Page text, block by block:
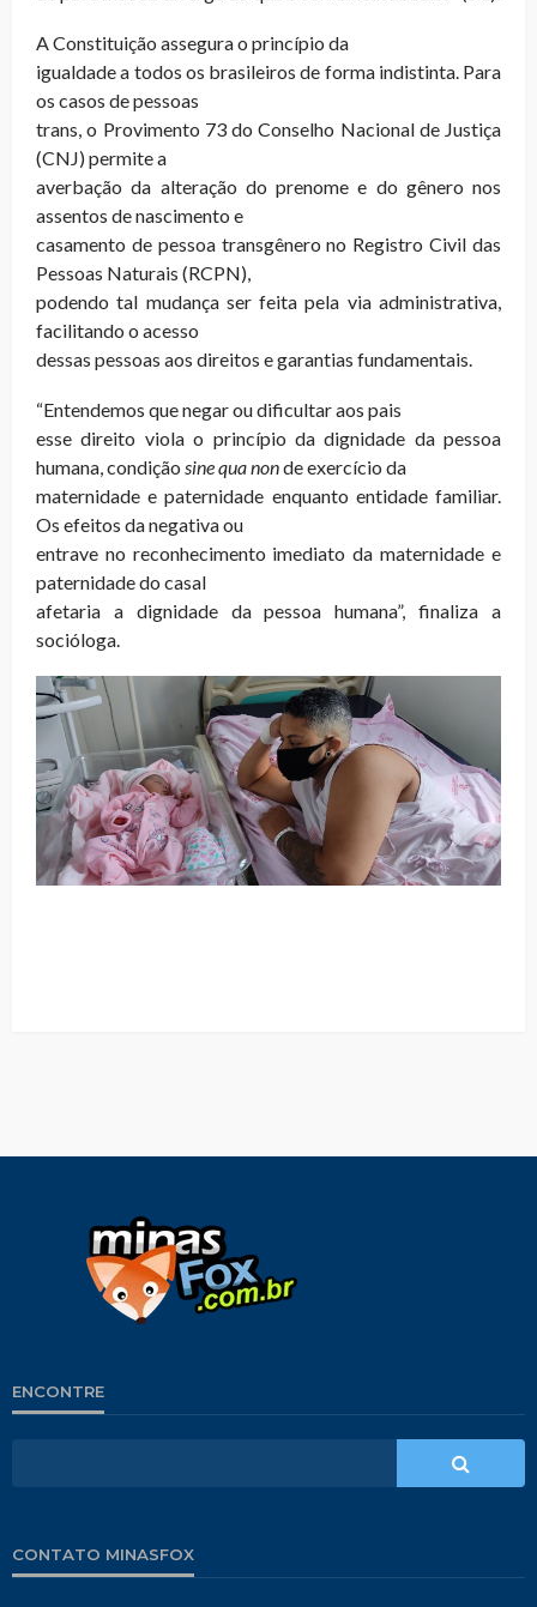
A Constituição assegura o princípio da
igualdade a todos os brasileiros de forma indistinta. Para
os casos de pessoas
trans, o Provimento 73 do Conselho Nacional de Justiça
(CNJ) permite a
averbação da alteração do prenome e do gênero nos
assentos de nascimento e
casamento de pessoa transgênero no Registro Civil das
Pessoas Naturais (RCPN),
podendo tal mudança ser feita pela via administrativa,
facilitando o acesso
dessas pessoas aos direitos e garantias fundamentais.
“Entendemos que negar ou dificultar aos pais
esse direito viola o princípio da dignidade da pessoa
humana, condição sine qua nonde exercício da
maternidade e paternidade enquanto entidade familiar.
Os efeitos da negativa ou
entrave no reconhecimento imediato da maternidade e
paternidade do casal
afetaria a dignidade da pessoa humana”, finaliza a
socióloga.
ENCONTRE
CONTATO MINASFOX